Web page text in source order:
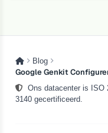
Blog
Google Genkit
Ons datacenter is ISO
3140 gecertificeerd.